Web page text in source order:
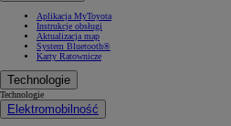
Aplikacja MyToyota
Instrukcje obsługi
Aktualizacja map
System Bluetooth®
Karty Ratownicze
Technologie
Technologie
Elektromobilność